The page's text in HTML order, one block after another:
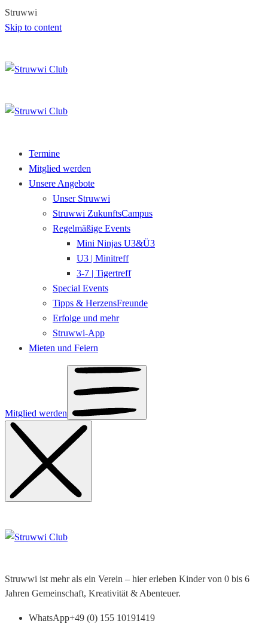
Struwwi
Skip to content
Termine
Mitglied werden
Unsere Angebote
Unser Struwwi
Struwwi ZukunftsCampus
Regelmäßige Events
Mini Ninjas U3&Ü3
U3 | Minitreff
3-7 | Tigertreff
Special Events
Tipps & HerzensFreunde
Erfolge und mehr
Struwwi-App
Mieten und Feiern
Mitglied werden
Struwwi ist mehr als ein Verein – hier erleben Kinder von 0 bis 6
Jahren Gemeinschaft, Kreativität & Abenteuer.
WhatsApp+49 (0) 155 10191419